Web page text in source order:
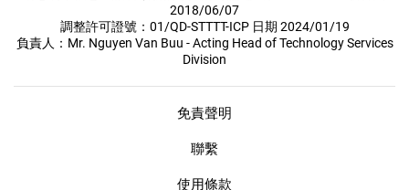
2018/06/07
調整許可證號：01/QD-STTTT-ICP 日期 2024/01/19
負責人：Mr. Nguyen Van Buu - Acting Head of Technology Services
Division
免責聲明
聯繫
使用條款